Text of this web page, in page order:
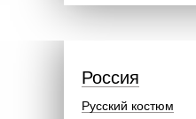
Русский костюм
Россия